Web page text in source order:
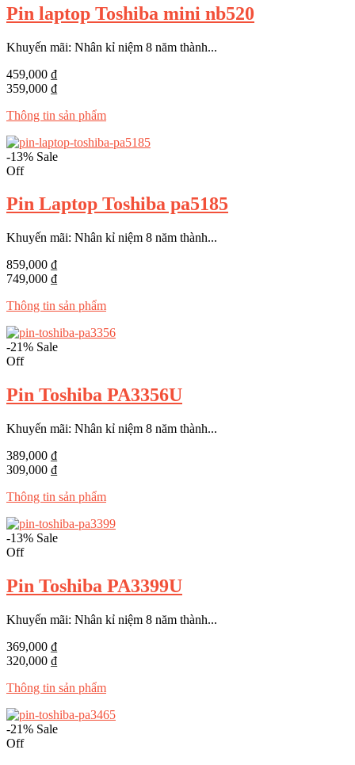
Pin laptop Toshiba mini nb520
Khuyến mãi: Nhân kỉ niệm 8 năm thành...
459,000 ₫
359,000 ₫
Thông tin sản phẩm
-13% Sale
Off
Pin Laptop Toshiba pa5185
Khuyến mãi: Nhân kỉ niệm 8 năm thành...
859,000 ₫
749,000 ₫
Thông tin sản phẩm
-21% Sale
Off
Pin Toshiba PA3356U
Khuyến mãi: Nhân kỉ niệm 8 năm thành...
389,000 ₫
309,000 ₫
Thông tin sản phẩm
-13% Sale
Off
Pin Toshiba PA3399U
Khuyến mãi: Nhân kỉ niệm 8 năm thành...
369,000 ₫
320,000 ₫
Thông tin sản phẩm
-21% Sale
Off